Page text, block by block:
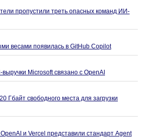
пропустили треть опасных команд ИИ-
весами появилась в GitHub Copilot
Microsoft связано с OpenAI
Гбайт свободного места для загрузки
и Vercel представили стандарт Agent